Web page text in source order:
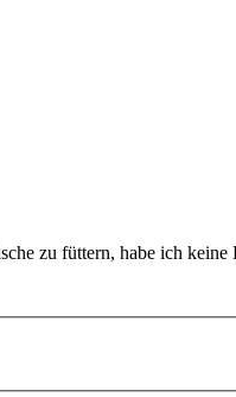
zu füttern, habe ich keine